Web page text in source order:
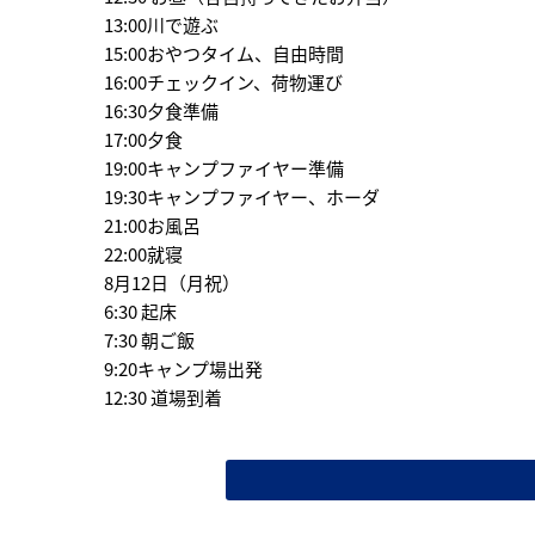
13:00川で遊ぶ
15:00おやつタイム、自由時間
16:00チェックイン、荷物運び
16:30夕食準備
17:00夕食
19:00キャンプファイヤー準備
19:30キャンプファイヤー、ホーダ
21:00お風呂
22:00就寝
8月12日（月祝）
6:30 起床
7:30 朝ご飯
9:20キャンプ場出発
12:30 道場到着